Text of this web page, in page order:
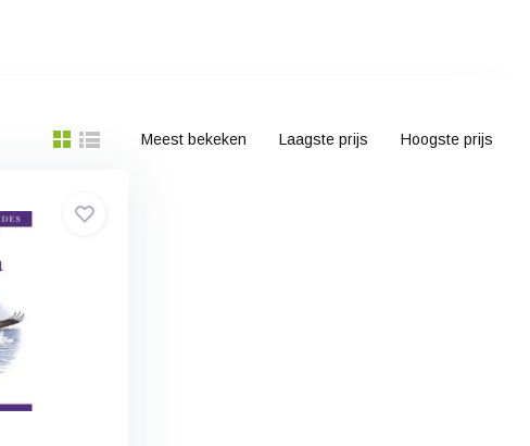
Meest bekeken Laagste prijs Hoogste prijs